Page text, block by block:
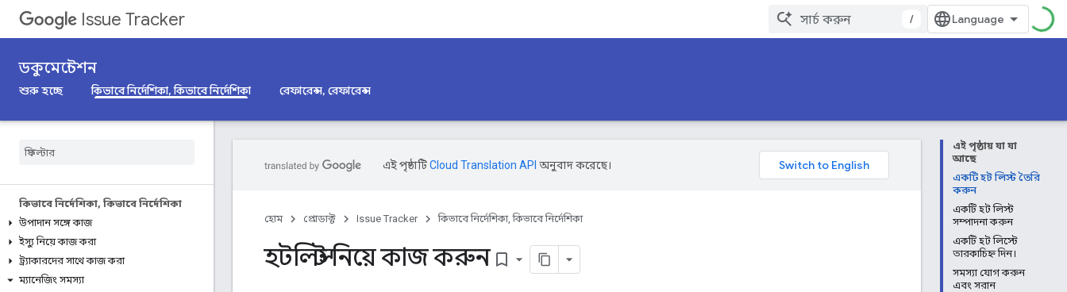
Issue Tracker /
ডকুমেন্টেশন
শুরু হচ্ছে কিভাবে নির্দেশিকা, কিভাবে নির্দেশিকা রেফারেন্স, রেফারেন্স
কিভাবে নির্দেশিকা, কিভাবে নির্দেশিকা
উপাদান সঙ্গে কাজ
ইস্যু নিয়ে কাজ করা
ট্র্যাকারদের সাথে কাজ করা
ম্যানেজিং সমস্যা
এই পৃষ্ঠায় যা যা
আছে
একটি হট লিস্ট তৈরি
করুন
একটি হট লিস্ট
সম্পাদনা করুন
একটি হট লিস্টে
তারকাচিহ্ন দিন।
সমস্যা যোগ করুন
এবং সরান
এই পৃষ্ঠাটিCloud Translation API অনুবাদ করেছে।
হোম প্রোডাক্ট Issue Tracker কিভাবে নির্দেশিকা, কিভাবে নির্দেশিকা
হটলিস্ট নিয়ে কাজ করুন bookmark_border